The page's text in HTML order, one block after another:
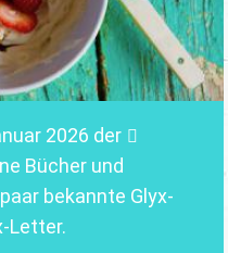
2026 der
Bücher und
bekannte Glyx-
Letter.